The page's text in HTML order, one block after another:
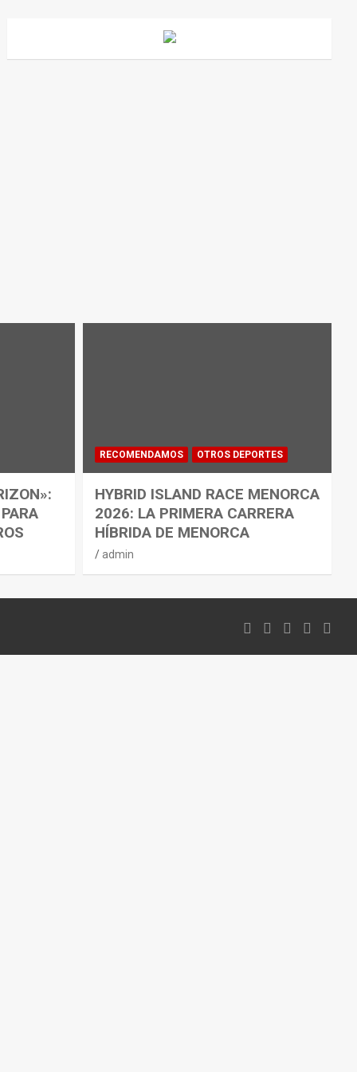
RECOMENDAMOS OTROS DEPORTES
HYBRID ISLAND RACE MENORCA
2026: LA PRIMERA CARRERA
HÍBRIDA DE MENORCA
admin